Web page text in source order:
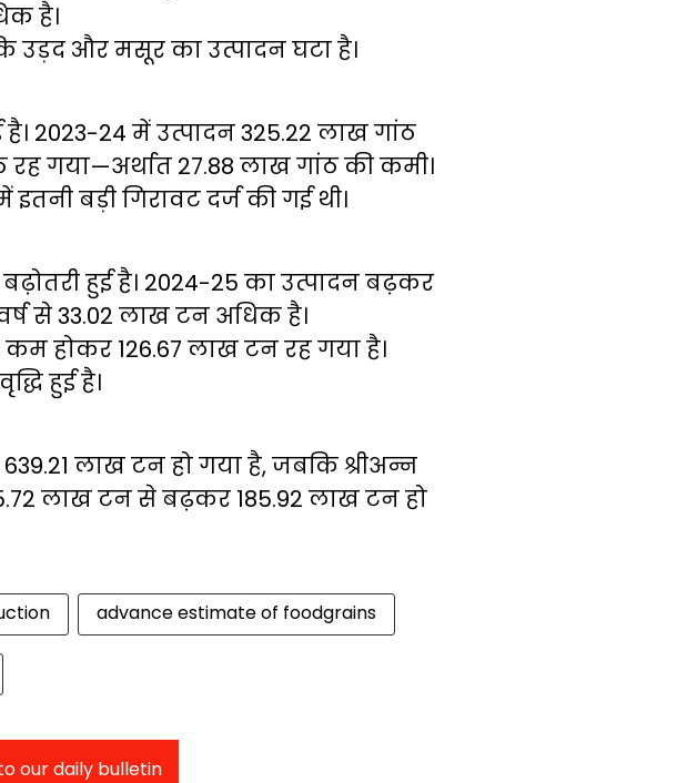
है।
उड़द और मसूर का उत्पादन घटा है।
2023-24 में उत्पादन 325.22 लाख गांठ
गया—अर्थात 27.88 लाख गांठ की कमी।
बड़ी गिरावट दर्ज की गई थी।
हुई है। 2024-25 का उत्पादन बढ़कर
से 33.02 लाख टन अधिक है।
होकर 126.67 लाख टन रह गया है।
हुई है।
लाख टन हो गया है, जबकि श्रीअन्न
लाख टन से बढ़कर 185.92 लाख टन हो
advance estimate of foodgrains
our daily bulletin